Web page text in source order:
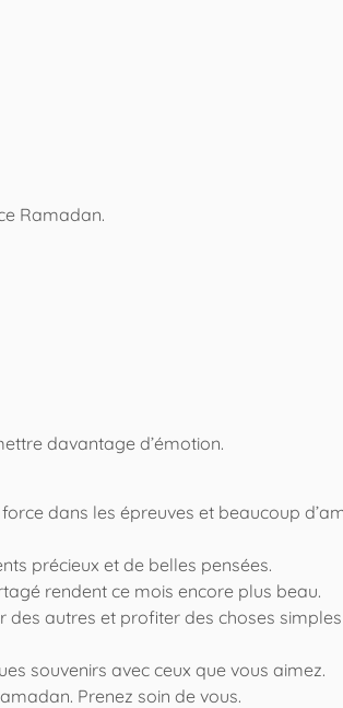
Ramadan.
davantage d’émotion.
dans les épreuves et beaucoup
précieux et de belles pensées.
rendent ce mois encore plus beau.
autres et profiter des choses
souvenirs avec ceux que vous aimez.
Prenez soin de vous.